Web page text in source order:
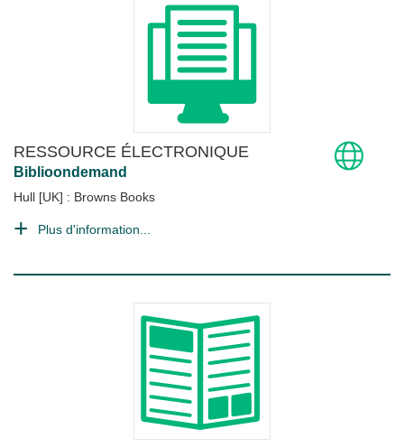
RESSOURCE ÉLECTRONIQUE
Biblioondemand
Hull [UK] : Browns Books
Plus d'information...